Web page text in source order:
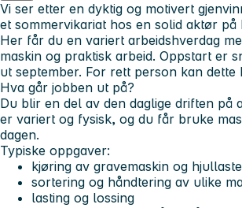
Vi ser etter en dyktig og motivert
et sommervikariat hos en solid aktør på
Her får du en variert arbeidshverdag
maskin og praktisk arbeid. Oppstart er
ut september. For rett person kan dette
Hva går jobben ut på?
Du blir en del av den daglige driften på
er variert og fysisk, og du får bruke
dagen.
Typiske oppgaver:
kjøring av gravemaskin og
sortering og håndtering av ulike
lasting og lossing